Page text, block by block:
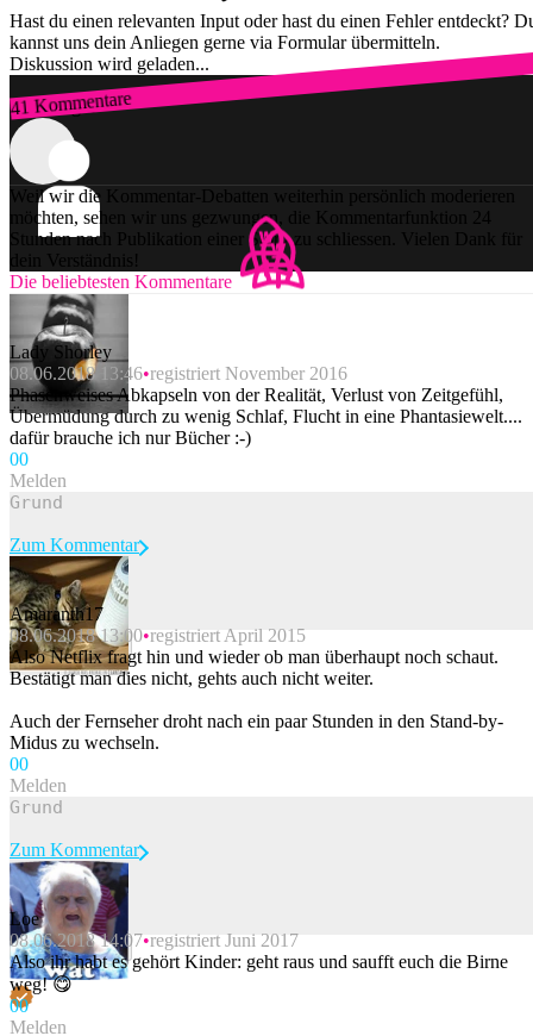
Hast du einen relevanten Input oder hast du einen Fehler entdeckt?
kannst uns dein Anliegen gerne via Formular übermitteln.
Diskussion wird geladen...
41 Kommentare
Zum Login
Weil wir die Kommentar-Debatten weiterhin persönlich moderieren
möchten, sehen wir uns gezwungen, die Kommentarfunktion 24
Stunden nach Publikation einer Story zu schliessen. Vielen Dank für
dein Verständnis!
Die beliebtesten Kommentare
Lady Shorley
08.06.2018 13:46 registriert November 2016
Phasenweises Abkapseln von der Realität, Verlust von Zeitgefühl,
Übermüdung durch zu wenig Schlaf, Flucht in eine Phantasiewelt....
dafür brauche ich nur Bücher :-)
00
Melden
Beitrag melden
Zum Kommentar
Amaranth17
08.06.2018 13:00 registriert April 2015
Also Netflix fragt hin und wieder ob man überhaupt noch schaut.
Bestätigt man dies nicht, gehts auch nicht weiter.
Auch der Fernseher droht nach ein paar Stunden in den Stand-by-
Midus zu wechseln.
00
Melden
Beitrag melden
Zum Kommentar
Loe
08.06.2018 14:07 registriert Juni 2017
Also ihr habt es gehört Kinder: geht raus und saufft euch die Birne
weg! 😋
00
Melden